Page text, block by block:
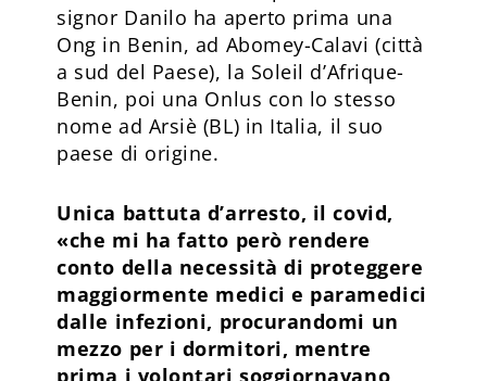
signor Danilo ha aperto prima una
Ong in Benin, ad Abomey-Calavi (città
a sud del Paese), la Soleil d’Afrique-
Benin, poi una Onlus con lo stesso
nome ad Arsiè (BL) in Italia, il suo
paese di origine.
Unica battuta d’arresto, il covid,
«che mi ha fatto però rendere
conto della necessità di proteggere
maggiormente medici e paramedici
dalle infezioni, procurandomi un
mezzo per i dormitori, mentre
prima i volontari soggiornavano